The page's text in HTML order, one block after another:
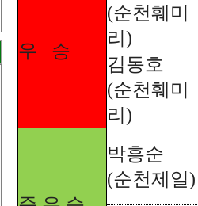
우 승
(순천훼미
리)
김동호
(순천훼미
리)
박흥순
(순천제일)